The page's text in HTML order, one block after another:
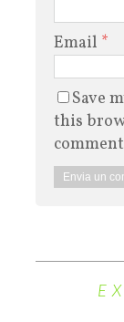
Email *
Save
this